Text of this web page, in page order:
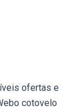
ofertas e
cotovelo